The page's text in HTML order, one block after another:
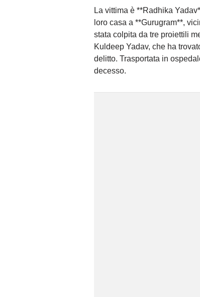
La vittima è **Radhika
loro casa a **Gurugram**,
stata colpita da tre proiettili
Kuldeep Yadav, che ha
delitto. Trasportata in
decesso.